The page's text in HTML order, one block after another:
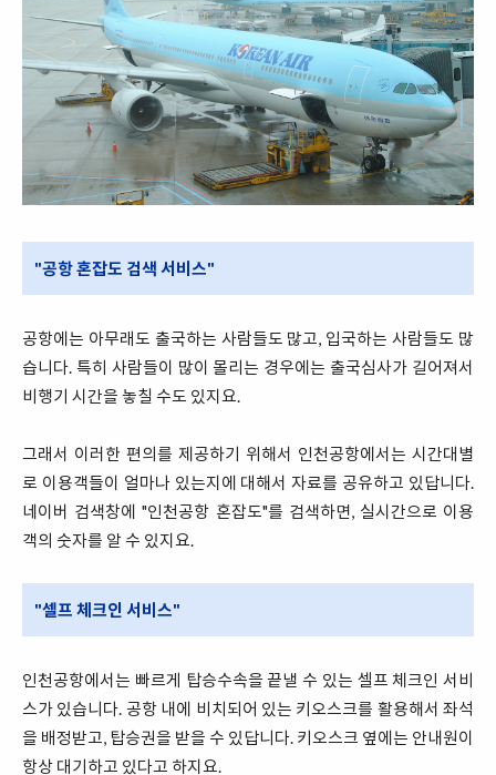
"공항 혼잡도 검색 서비스"
공항에는 아무래도 출국하는 사람들도 많고, 입국하는 사람들도 많
습니다. 특히 사람들이 많이 몰리는 경우에는 출국심사가 길어져서
비행기 시간을 놓칠 수도 있지요.
그래서 이러한 편의를 제공하기 위해서 인천공항에서는 시간대별
로 이용객들이 얼마나 있는지에 대해서 자료를 공유하고 있답니다.
네이버 검색창에 "인천공항 혼잡도"를 검색하면, 실시간으로 이용
객의 숫자를 알 수 있지요.
"셀프 체크인 서비스"
인천공항에서는 빠르게 탑승수속을 끝낼 수 있는 셀프 체크인 서비
스가 있습니다. 공항 내에 비치되어 있는 키오스크를 활용해서 좌석
을 배정받고, 탑승권을 받을 수 있답니다. 키오스크 옆에는 안내원이
항상 대기하고 있다고 하지요.